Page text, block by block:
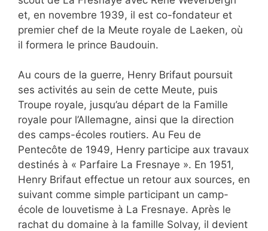
et, en novembre 1939, il est co-fondateur et
premier chef de la Meute royale de Laeken, où
il formera le prince Baudouin.
Au cours de la guerre, Henry Brifaut poursuit
ses activités au sein de cette Meute, puis
Troupe royale, jusqu’au départ de la Famille
royale pour l’Allemagne, ainsi que la direction
des camps-écoles routiers. Au Feu de
Pentecôte de 1949, Henry participe aux travaux
destinés à « Parfaire La Fresnaye ». En 1951,
Henry Brifaut effectue un retour aux sources, en
suivant comme simple participant un camp-
école de louvetisme à La Fresnaye. Après le
rachat du domaine à la famille Solvay, il devient